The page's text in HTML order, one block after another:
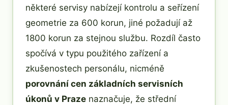
některé servisy nabízejí kontrolu a seřízení
geometrie za 600 korun, jiné požadují až
1800 korun za stejnou službu. Rozdíl často
spočívá v typu použitého zařízení a
zkušenostech personálu, nicméně
porovnání cen základních servisních
úkonů v Praze naznačuje, že střední